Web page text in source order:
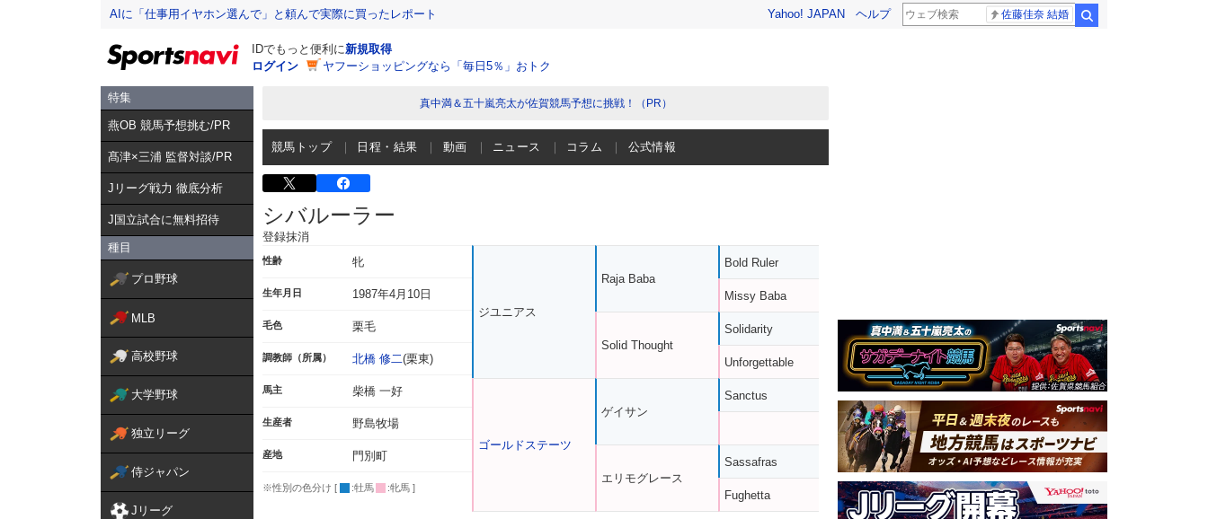
AIに「仕事用イヤホン選んで」と頼んで実際に買ったレポート Yahoo! JAPAN ヘルプ 佐藤佳奈 結婚
IDでもっと便利に新規取得
ログイン
ヤフーショッピングなら「毎日5％」おトク
特集
燕OB 競馬予想挑む/PR
髙津×三浦 監督対談/PR
Jリーグ戦力 徹底分析
J国立試合に無料招待
種目
プロ野球
MLB
高校野球
大学野球
独立リーグ
侍ジャパン
Jリーグ
真中満＆五十嵐亮太が佐賀競馬予想に挑戦！（PR）
競馬トップ 日程・結果 動画 ニュース コラム 公式情報
シバルーラー
登録抹消
性齢 牝
生年月日 1987年4月10日
毛色 栗毛
調教師（所属） 北橋 修二(栗東)
馬主 柴橋 一好
生産者 野島牧場
産地 門別町
※性別の色分け [ :牡馬 :牝馬 ]
ジユニアス
ゴールドステーツ
Raja Baba
Solid Thought
ゲイサン
エリモグレース
Bold Ruler
Missy Baba
Solidarity
Unforgettable
Sanctus
Sassafras
Fughetta